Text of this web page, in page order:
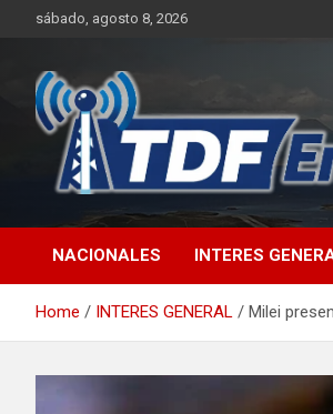
sábado, agosto 8, 2026
NACIONALES INTERES
Home INTERES GENERAL Milei